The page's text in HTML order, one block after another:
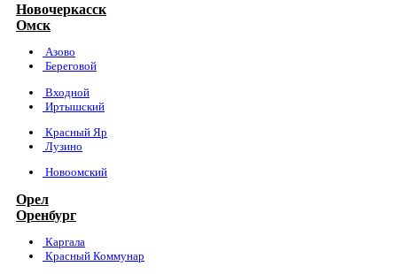
Новочеркасск
Омск
Азово
Береговой
Входной
Иртышский
Красный Яр
Лузино
Новоомский
Орел
Оренбург
Каргала
Красный Коммунар